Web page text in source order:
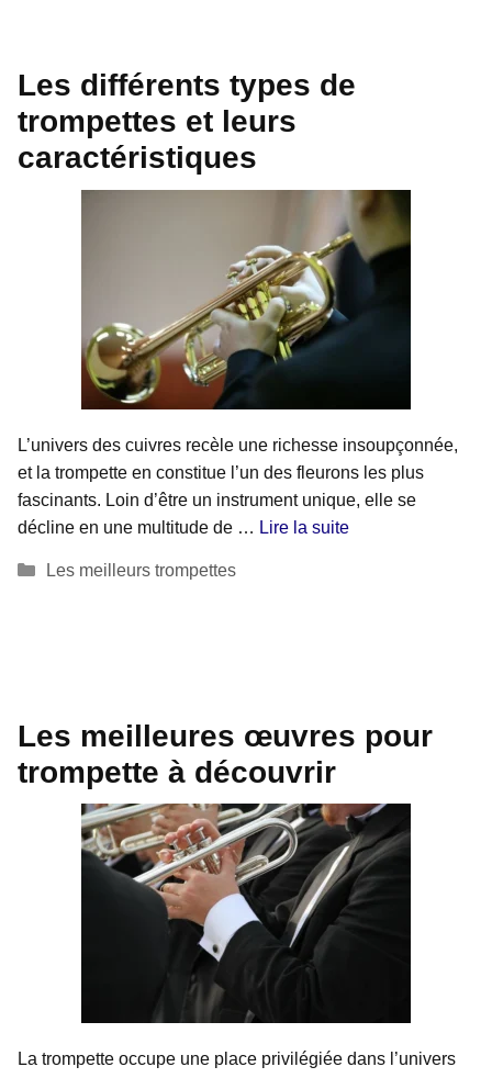
Les différents types de
trompettes et leurs
caractéristiques
L’univers des cuivres recèle une richesse insoupçonnée,
et la trompette en constitue l’un des fleurons les plus
fascinants. Loin d’être un instrument unique, elle se
décline en une multitude de … Lire la suite
Catégories
Les meilleurs trompettes
Les meilleures œuvres pour
trompette à découvrir
La trompette occupe une place privilégiée dans l’univers